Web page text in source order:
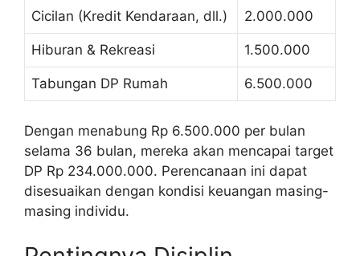
Cicilan (Kredit Kendaraan, dll.) 2.000.000
Hiburan & Rekreasi 1.500.000
Tabungan DP Rumah 6.500.000
Dengan menabung Rp 6.500.000 per bulan
selama 36 bulan, mereka akan mencapai target
DP Rp 234.000.000. Perencanaan ini dapat
disesuaikan dengan kondisi keuangan masing-
masing individu.